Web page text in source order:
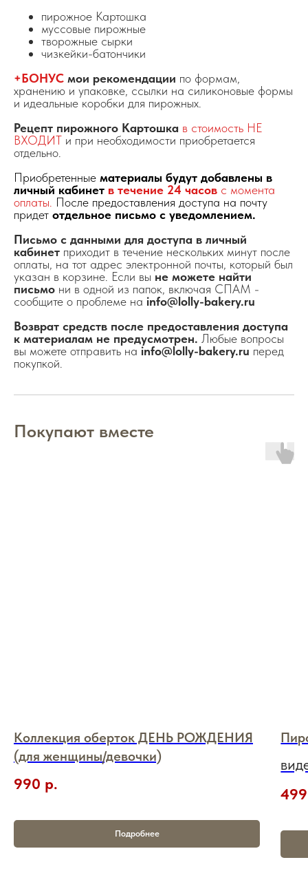
пирожное Картошка
муссовые пирожные
творожные сырки
чизкейки-батончики
+БОНУС мои рекомендации по формам,
хранению и упаковке, ссылки на силиконовые формы
и идеальные коробки для пирожных.
Рецепт пирожного Картошка в стоимость НЕ
ВХОДИТ и при необходимости приобретается
отдельно.
Приобретенные материалы будут добавлены в
личный кабинет в течение 24 часов с момента
оплаты. После предоставления доступа на почту
придет отдельное письмо с уведомлением.
Письмо с данными для доступа в личный
кабинет приходит в течение нескольких минут после
оплаты, на тот адрес электронной почты, который был
указан в корзине. Если вы не можете найти
письмо ни в одной из папок, включая СПАМ -
сообщите о проблеме на info@lolly-bakery.ru
Возврат средств после предоставления доступа
к материалам не предусмотрен. Любые вопросы
вы можете отправить на info@lolly-bakery.ru перед
покупкой.
Покупают вместе
Коллекция оберток ДЕНЬ РОЖДЕНИЯ
(для женщины/девочки)
990 р.
Подробнее